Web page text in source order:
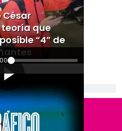
César
que
“4” de